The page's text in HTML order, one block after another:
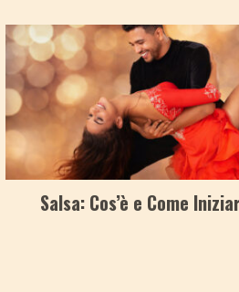
Salsa: Cos’è e Come